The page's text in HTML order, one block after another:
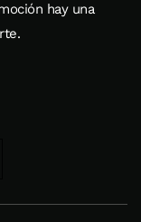
hay una